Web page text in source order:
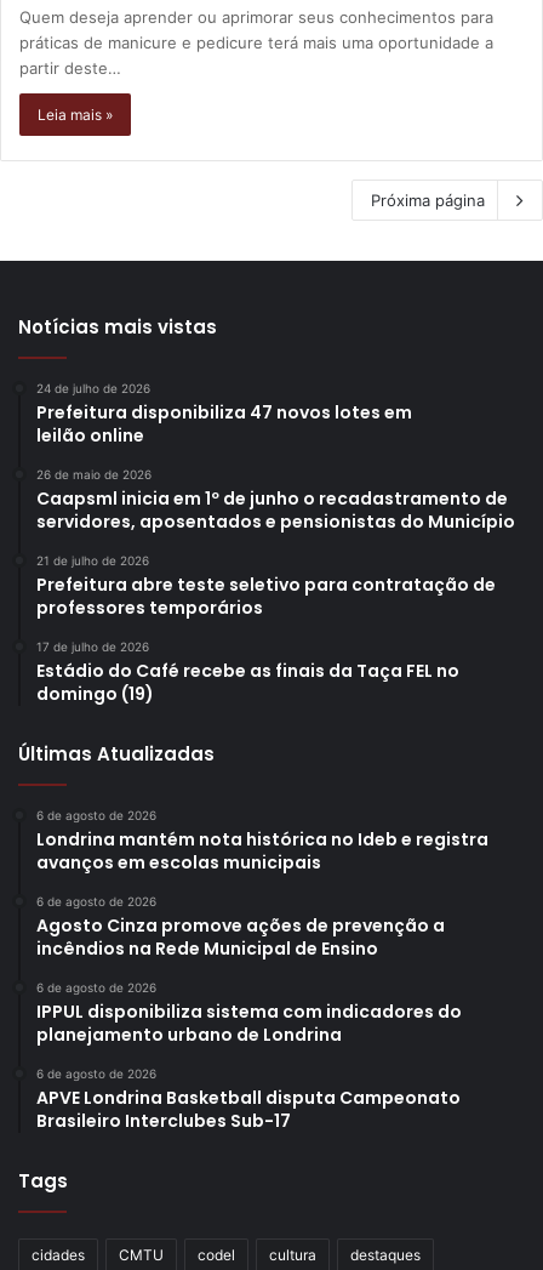
Quem deseja aprender ou aprimorar seus conhecimentos para
práticas de manicure e pedicure terá mais uma oportunidade a
partir deste…
Leia mais »
Próxima página
Notícias mais vistas
24 de julho de 2026
Prefeitura disponibiliza 47 novos lotes em
leilão online
26 de maio de 2026
Caapsml inicia em 1º de junho o recadastramento de
servidores, aposentados e pensionistas do Município
21 de julho de 2026
Prefeitura abre teste seletivo para contratação de
professores temporários
17 de julho de 2026
Estádio do Café recebe as finais da Taça FEL no
domingo (19)
Últimas Atualizadas
6 de agosto de 2026
Londrina mantém nota histórica no Ideb e registra
avanços em escolas municipais
6 de agosto de 2026
Agosto Cinza promove ações de prevenção a
incêndios na Rede Municipal de Ensino
6 de agosto de 2026
IPPUL disponibiliza sistema com indicadores do
planejamento urbano de Londrina
6 de agosto de 2026
APVE Londrina Basketball disputa Campeonato
Brasileiro Interclubes Sub-17
Tags
cidades CMTU codel cultura destaques